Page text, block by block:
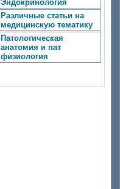
Эндокринология
Различные статьи на
медицинскую тематику
Патологическая
анатомия и пат
физиология